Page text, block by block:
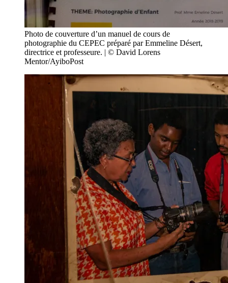
Photo de couverture d’un manuel de cours de
photographie du CEPEC préparé par Emmeline Désert,
directrice et professeure. | © David Lorens
Mentor/AyiboPost